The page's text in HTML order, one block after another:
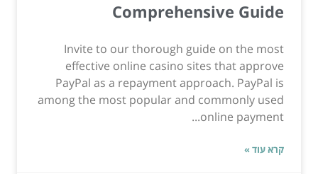
Comprehensive Guide
Invite to our thorough guide on the most
effective online casino sites that approve
PayPal as a repayment approach. PayPal is
among the most popular and commonly used
online payment...
קרא עוד »